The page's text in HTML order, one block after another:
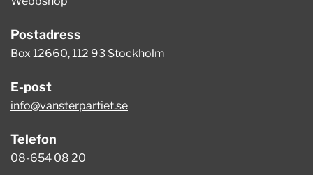
Postadress
Box 12660, 112 93 Stockholm
E-post
info@vansterpartiet.se
Telefon
08-654 08 20